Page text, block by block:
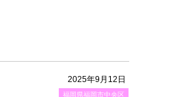
2025年9月12日
福岡県福岡市中央区